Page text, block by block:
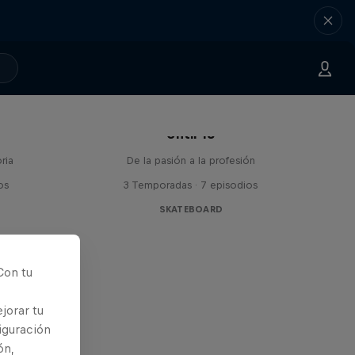
Until 18
De la pasión a la profesión
3 Temporadas · 7 episodios
SKATEBOARD
tu
tu